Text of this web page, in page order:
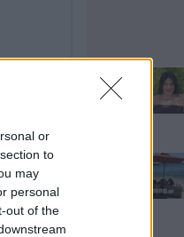
or
to
may
personal
out of the